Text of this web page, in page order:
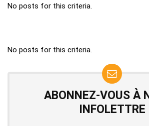
No posts for this criteria.
No posts for this criteria.
ABONNEZ-VOUS À
INFOLETTRE